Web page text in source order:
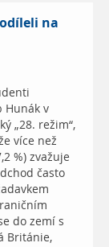
na
Hunák v
„28. režim“,
více než
%) zvažuje
často
do zemí s
Británie,